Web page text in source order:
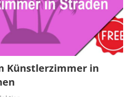
Künstlerzimmer in